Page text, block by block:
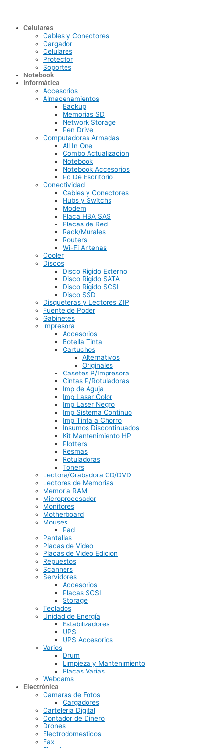
Celulares
Cables y Conectores
Cargador
Celulares
Protector
Soportes
Notebook
Informática
Accesorios
Almacenamientos
Backup
Memorias SD
Network Storage
Pen Drive
Computadoras Armadas
All In One
Combo Actualizacion
Notebook
Notebook Accesorios
Pc De Escritorio
Conectividad
Cables y Conectores
Hubs y Switchs
Modem
Placa HBA SAS
Placas de Red
Rack/Murales
Routers
Wi-Fi Antenas
Cooler
Discos
Disco Rigido Externo
Disco Rigido SATA
Disco Rigido SCSI
Disco SSD
Disqueteras y Lectores ZIP
Fuente de Poder
Gabinetes
Impresora
Accesorios
Botella Tinta
Cartuchos
Alternativos
Originales
Casetes P/Impresora
Cintas P/Rotuladoras
Imp de Aguja
Imp Laser Color
Imp Laser Negro
Imp Sistema Continuo
Imp Tinta a Chorro
Insumos Discontinuados
Kit Mantenimiento HP
Plotters
Resmas
Rotuladoras
Toners
Lectora/Grabadora CD/DVD
Lectores de Memorias
Memoria RAM
Microprocesador
Monitores
Motherboard
Mouses
Pad
Pantallas
Placas de Video
Placas de Video Edicion
Repuestos
Scanners
Servidores
Accesorios
Placas SCSI
Storage
Teclados
Unidad de Energía
Estabilizadores
UPS
UPS Accesorios
Varios
Drum
Limpieza y Mantenimiento
Placas Varias
Webcams
Electrónica
Camaras de Fotos
Cargadores
Carteleria Digital
Contador de Dinero
Drones
Electrodomesticos
Fax